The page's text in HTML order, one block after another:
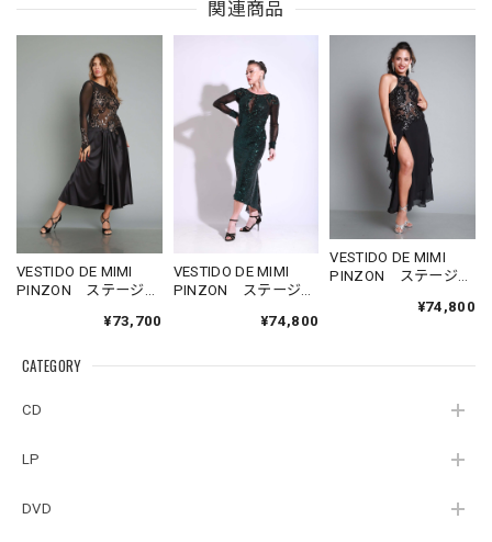
CATEGORY
CD
LP
DVD
関連商品
VESTIDO DE MIMI
PINZON ステージ
ート長袖ドレス¥73,700
VESTIDO DE MIMI
PINZON ステージ
＆緑スパンコール長
¥74,800
VESTIDO DE MIMI
PINZON ステージ
¥74,800